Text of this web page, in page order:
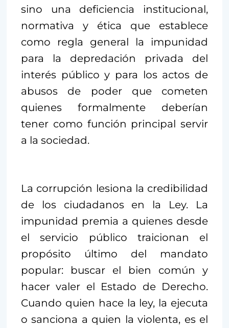
sino una deficiencia institucional,
normativa y ética que establece
como regla general la impunidad
para la depredación privada del
interés público y para los actos de
abusos de poder que cometen
quienes formalmente deberían
tener como función principal servir
a la sociedad.
La corrupción lesiona la credibilidad
de los ciudadanos en la Ley. La
impunidad premia a quienes desde
el servicio público traicionan el
propósito último del mandato
popular: buscar el bien común y
hacer valer el Estado de Derecho.
Cuando quien hace la ley, la ejecuta
o sanciona a quien la violenta, es el